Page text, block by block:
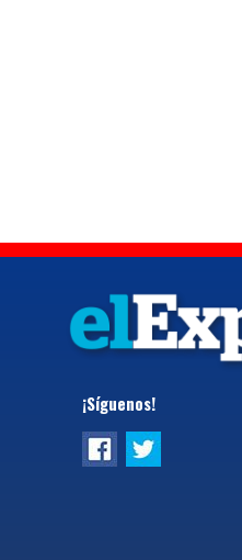
¡Síguenos!